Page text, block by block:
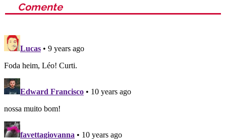
Comente